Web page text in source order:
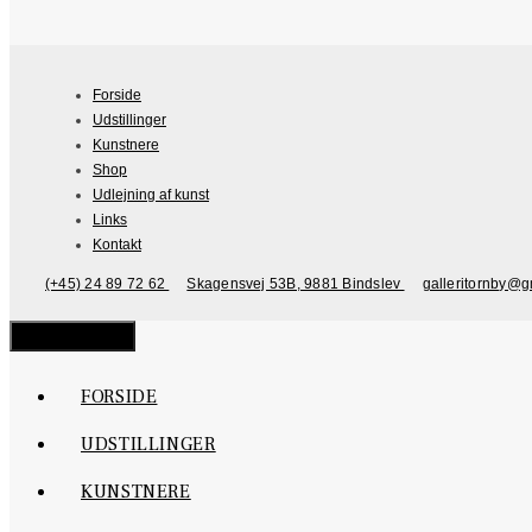
Forside
Udstillinger
Kunstnere
Shop
Udlejning af kunst
Links
Kontakt
(+45) 24 89 72 62 Skagensvej 53B, 9881 Bindslev
FORSIDE
UDSTILLINGER
KUNSTNERE